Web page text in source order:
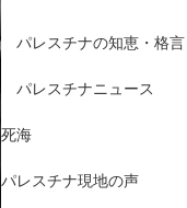
パレスチナの知恵・格言
パレスチナニュース
死海
パレスチナ現地の声